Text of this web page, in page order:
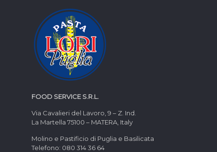
FOOD SERVICE S.R.L.
Via Cavalieri del Lavoro, 9 – Z. Ind.
La Martella 75100 – MATERA, Italy
Molino e Pastificio di Puglia e Basilicata
Telefono: 080 314 36 64